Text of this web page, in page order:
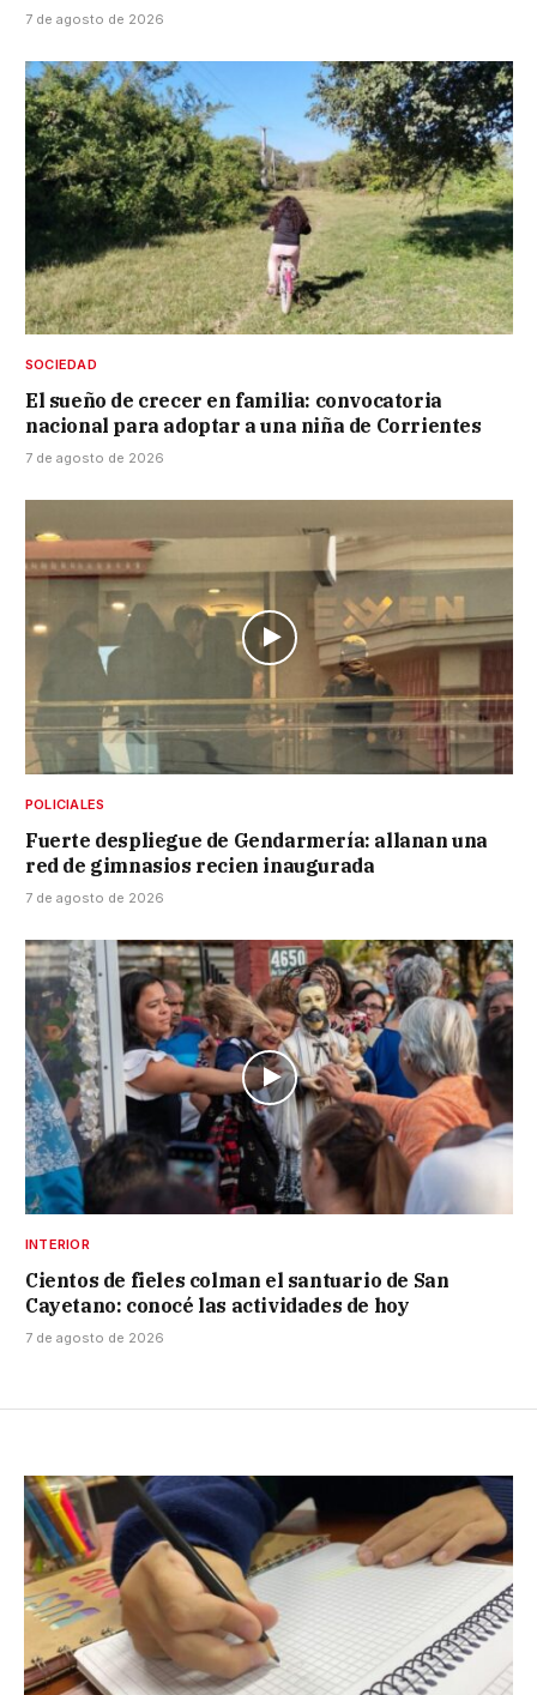
7 de agosto de 2026
SOCIEDAD
El sueño de crecer en familia: convocatoria
nacional para adoptar a una niña de Corrientes
7 de agosto de 2026
POLICIALES
Fuerte despliegue de Gendarmería: allanan una
red de gimnasios recien inaugurada
7 de agosto de 2026
INTERIOR
Cientos de fieles colman el santuario de San
Cayetano: conocé las actividades de hoy
7 de agosto de 2026